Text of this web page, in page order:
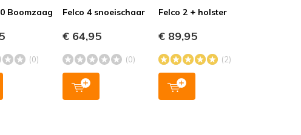
Boomzaag
(0)
Felco 4 snoeischaar
€ 64,95
(0)
Felco 2 + holster
€ 89,95
(2)